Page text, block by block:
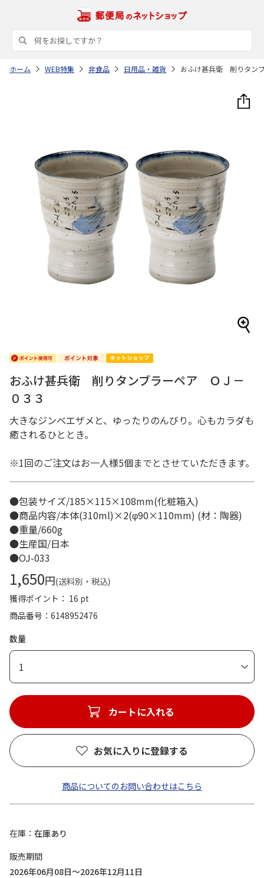
ホーム WEB特集 非食品 日用品・雑貨 おふけ甚兵衛 削りタン
おふけ甚兵衛 削りタンブラーペア ＯＪ－
０３３
大きなジンベエザメと、ゆったりのんびり。心もカラダも
癒されるひととき。
※1回のご注文はお一人様5個までとさせていただきます。
●包装サイズ/185×115×108mm(化粧箱入)
●商品内容/本体(310ml)×2(φ90×110mm) (材：陶器)
●重量/660g
●生産国/日本
●OJ-033
1,650円(送料別・税込)
獲得ポイント： 16 pt
商品番号
6148952476
数量
1
カートに入れる
お気に入りに登録する
商品についてのお問い合わせはこちら
在庫
在庫あり
販売期間
2026年06月08日～2026年12月11日